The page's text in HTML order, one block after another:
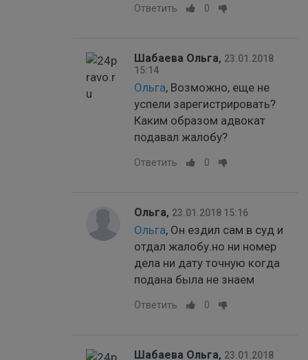
Ответить 0
Шабаева Ольга, 23.01.2018
15:14
Ольга, Возможно, еще не
успели зарегистрировать?
Каким образом адвокат
подавал жалобу?
Ответить 0
Ольга, 23.01.2018 15:16
Ольга, Он ездил сам в суд и
отдал жалобу.но ни номер
дела ни дату точную когда
подана была не знаем
Ответить 0
Шабаева Ольга, 23.01.2018